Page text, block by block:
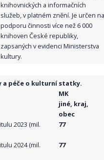
knihovnických a informačních
služeb, v platném znění. Je určen na
podporu činnosti více než 6 000
knihoven České republiky,
zapsaných v evidenci Ministerstva
kultury.
a péče o kulturní statky.
MK
jiné, kraj,
obec
2023 (mil.
77
2024 (mil.
77